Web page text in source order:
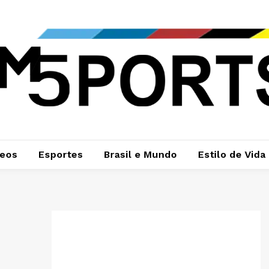
Esportes Brasil e Mundo Estilo de Vida